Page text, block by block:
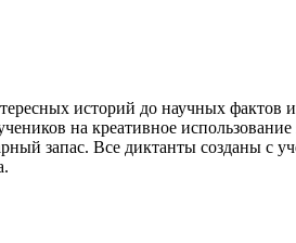
историй до научных фактов
на креативное
запас. Все диктанты созданы с